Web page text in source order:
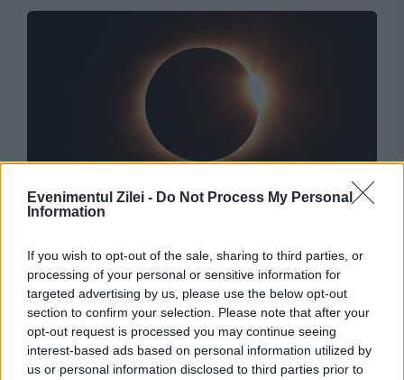
Evenimentul Zilei - Do Not Process My Personal
Information
If you wish to opt-out of the sale, sharing to third parties, or
processing of your personal or sensitive information for
targeted advertising by us, please use the below opt-out
section to confirm your selection. Please note that after your
opt-out request is processed you may continue seeing
interest-based ads based on personal information utilized by
us or personal information disclosed to third parties prior to
INTERNATIONAL
energie în Marea Britanie. Cum vor compensa
pierderea autoritățile